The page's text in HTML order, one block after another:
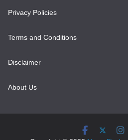
Privacy Policies
Terms and Conditions
Disclaimer
About Us